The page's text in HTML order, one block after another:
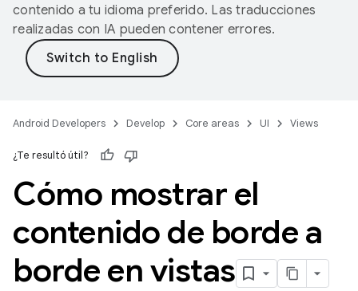
contenido a tu idioma preferido. Las traducciones
realizadas con IA pueden contener errores.
Android Developers Develop Core areas UI Views
¿Te resultó útil?
Cómo mostrar el
contenido de borde a
borde en vistas